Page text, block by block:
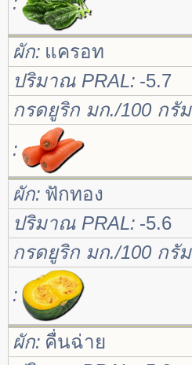
ผัก แครอท
ปริมาณ PRAL -5.7
กรดยูริก มก./100 กรัม
ผัก ฟักทอง
ปริมาณ PRAL -5.6
กรดยูริก มก./100 กรัม
ผัก คื่นฉ่าย